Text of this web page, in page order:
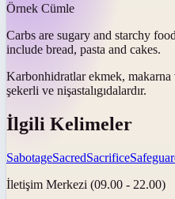
Örnek Cümle
Carbs are sugary and starchy
include bread, pasta and cakes.
Karbonhidratlar ekmek,
şekerli ve nişastalıgıdalardır.
İlgili Kelimeler
SabotageSacredSacrifice
İletişim Merkezi (09.00 - 22.00)